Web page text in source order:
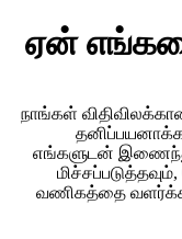
ஏன்
நாங்கள்
எங்களுடன்
வணிகத்தை